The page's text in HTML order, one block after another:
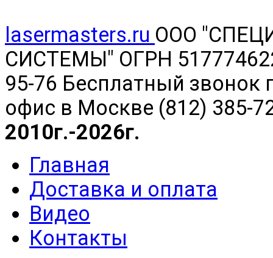
lasermasters.ru ООО "
СИСТЕМЫ" ОГРН
95-76 Бесплатный звонок
офис в Москве (812) 385-
2010г.-2026г.
Главная
Доставка и оплата
Видео
Контакты